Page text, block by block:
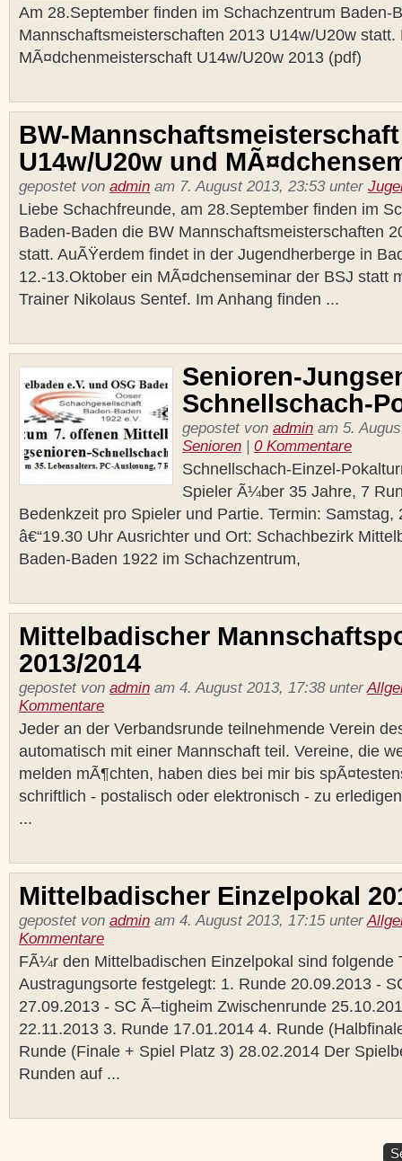
Am 28.September finden im Schachzentrum Baden-
Mannschaftsmeisterschaften 2013 U14w/U20w statt.
MÃ¤dchenmeisterschaft U14w/U20w 2013 (pdf)
BW-Mannschaftsmeisterschaft
U14w/U20w und
gepostet von admin am 7. August 2013, 23:53 unter
Liebe Schachfreunde, am 28.September finden im
Baden-Baden die BW Mannschaftsmeisterschaften
statt. AuÃŸerdem findet in der Jugendherberge in
12.-13.Oktober ein MÃ¤dchenseminar der BSJ statt
Trainer Nikolaus Sentef. Im Anhang finden ...
Senioren-
Schnellschach-
gepostet von admin am 5.
Senioren
0 Kommentare
Schnellschach-Einzel-
Spieler Ã¼ber 35 Jahre, 7
Bedenkzeit pro Spieler und Partie. Termin: Samstag,
â€“19.30 Uhr Ausrichter und Ort: Schachbezirk
Baden-Baden 1922 im Schachzentrum,
Mittelbadischer
2013/2014
gepostet von admin am 4. August 2013, 17:38 unter
Kommentare
Jeder an der Verbandsrunde teilnehmende Verein
automatisch mit einer Mannschaft teil. Vereine, die
melden mÃ¶chten, haben dies bei mir bis
schriftlich - postalisch oder elektronisch - zu
...
Mittelbadischer Einzelpokal
gepostet von admin am 4. August 2013, 17:15 unter
Kommentare
FÃ¼r den Mittelbadischen Einzelpokal sind folgende
Austragungsorte festgelegt: 1. Runde 20.09.2013 -
27.09.2013 - SC Ã–tigheim Zwischenrunde
22.11.2013 3. Runde 17.01.2014 4. Runde
Runde (Finale + Spiel Platz 3) 28.02.2014 Der
Runden auf ...